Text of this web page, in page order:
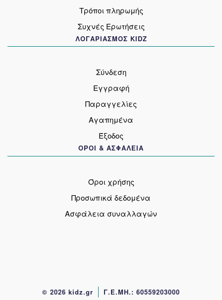
Τρόποι πληρωμής
Συχνές Ερωτήσεις
ΛΟΓΑΡΙΑΣΜΟΣ KIDZ
Σύνδεση
Εγγραφή
Παραγγελίες
Αγαπημένα
Έξοδος
ΟΡΟΙ & ΑΣΦΑΛΕΙΑ
Όροι χρήσης
Προσωπικά δεδομένα
Ασφάλεια συναλλαγών
© 2026 kidz.gr Γ.Ε.ΜΗ.: 60559203000